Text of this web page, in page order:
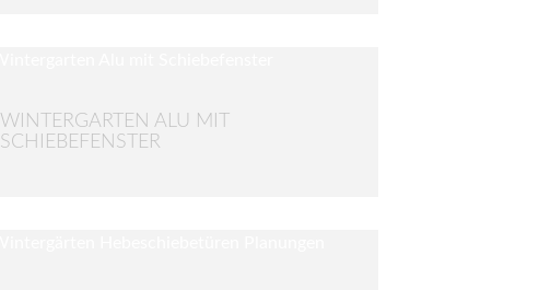
WINTERGARTEN ALU MIT
SCHIEBEFENSTER